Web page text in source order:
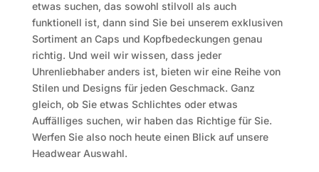
etwas suchen, das sowohl stilvoll als auch
funktionell ist, dann sind Sie bei unserem exklusiven
Sortiment an Caps und Kopfbedeckungen genau
richtig. Und weil wir wissen, dass jeder
Uhrenliebhaber anders ist, bieten wir eine Reihe von
Stilen und Designs für jeden Geschmack. Ganz
gleich, ob Sie etwas Schlichtes oder etwas
Auffälliges suchen, wir haben das Richtige für Sie.
Werfen Sie also noch heute einen Blick auf unsere
Headwear Auswahl.